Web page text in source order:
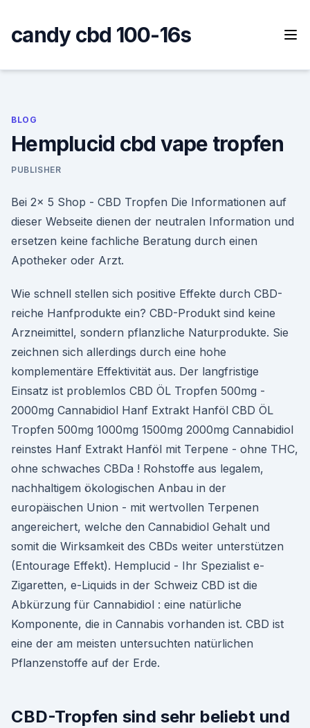
content
candy cbd 100-16s
BLOG
Hemplucid cbd vape tropfen
PUBLISHER
Bei 2x 5 Shop - CBD Tropfen Die Informationen auf
dieser Webseite dienen der neutralen Information und
ersetzen keine fachliche Beratung durch einen
Apotheker oder Arzt.
Wie schnell stellen sich positive Effekte durch CBD-
reiche Hanfprodukte ein? CBD-Produkt sind keine
Arzneimittel, sondern pflanzliche Naturprodukte. Sie
zeichnen sich allerdings durch eine hohe
komplementäre Effektivität aus. Der langfristige
Einsatz ist problemlos CBD ÖL Tropfen 500mg -
2000mg Cannabidiol Hanf Extrakt Hanföl CBD ÖL
Tropfen 500mg 1000mg 1500mg 2000mg Cannabidiol
reinstes Hanf Extrakt Hanföl mit Terpene - ohne THC,
ohne schwaches CBDa ! Rohstoffe aus legalem,
nachhaltigem ökologischen Anbau in der
europäischen Union - mit wertvollen Terpenen
angereichert, welche den Cannabidiol Gehalt und
somit die Wirksamkeit des CBDs weiter unterstützen
(Entourage Effekt). Hemplucid - Ihr Spezialist e-
Zigaretten, e-Liquids in der Schweiz CBD ist die
Abkürzung für Cannabidiol : eine natürliche
Komponente, die in Cannabis vorhanden ist. CBD ist
eine der am meisten untersuchten natürlichen
Pflanzenstoffe auf der Erde.
CBD-Tropfen sind sehr beliebt und